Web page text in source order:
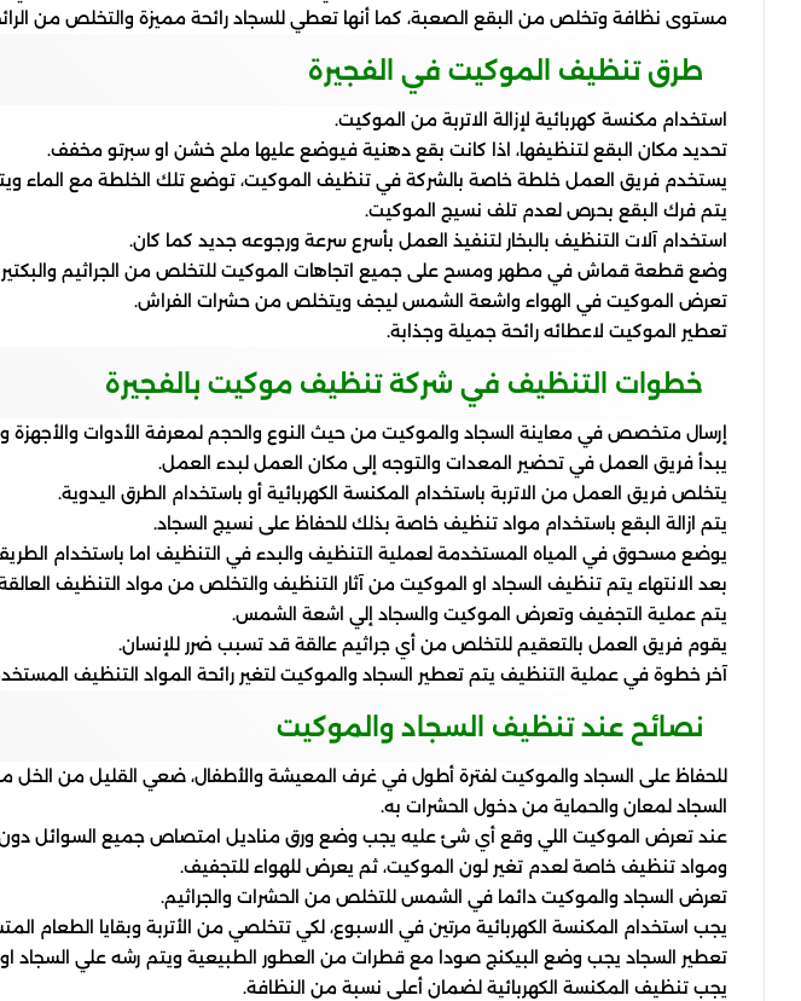
مستوى نظافة وتخلص من البقع الصعبة، كما أنها تعطي للسجاد رائحة مميزة والتخلص من
طرق تنظيف الموكيت في الفجيرة
استخدام مكنسة كهربائية لإزالة الاتربة من الموكيت.
تحديد مكان البقع لتنظيفها، اذا كانت بقع دهنية فيوضع عليها ملح خشن او سبرتو مخفف.
يستخدم فريق العمل خلطة خاصة بالشركة في تنظيف الموكيت، توضع تلك الخلطة مع الماء
يتم فرك البقع بحرص لعدم تلف نسيج الموكيت.
استخدام آلات التنظيف بالبخار لتنفيذ العمل بأسرع سرعة ورجوعه جديد كما كان.
وضع قطعة قماش في مطهر ومسح على جميع اتجاهات الموكيت للتخلص من الجراثيم
تعرض الموكيت في الهواء واشعة الشمس ليجف ويتخلص من حشرات الفراش.
تعطير الموكيت لاعطائه رائحة جميلة وجذابة.
خطوات التنظيف في شركة تنظيف موكيت بالفجيرة
إرسال متخصص في معاينة السجاد والموكيت من حيث النوع والحجم لمعرفة الأدوات والأجهزة
يبدأ فريق العمل في تحضير المعدات والتوجه إلى مكان العمل لبدء العمل.
يتخلص فريق العمل من الاتربة باستخدام المكنسة الكهربائية أو باستخدام الطرق اليدوية.
يتم ازالة البقع باستخدام مواد تنظيف خاصة بذلك للحفاظ على نسيج السجاد.
يوضع مسحوق في المياه المستخدمة لعملية التنظيف والبدء في التنظيف اما باستخدام
بعد الانتهاء يتم تنظيف السجاد او الموكيت من آثار التنظيف والتخلص من مواد التنظيف
يتم عملية التجفيف وتعرض الموكيت والسجاد إلي اشعة الشمس.
يقوم فريق العمل بالتعقيم للتخلص من أي جراثيم عالقة قد تسبب ضرر للإنسان.
آخر خطوة في عملية التنظيف يتم تعطير السجاد والموكيت لتغير رائحة المواد التنظيف
نصائح عند تنظيف السجاد والموكيت
للحفاظ على السجاد والموكيت لفترة أطول في غرف المعيشة والأطفال، ضعي القليل من
السجاد لمعان والحماية من دخول الحشرات به.
عند تعرض الموكيت اللي وقع أي شئ عليه يجب وضع ورق مناديل امتصاص جميع السوائل دون
ومواد تنظيف خاصة لعدم تغير لون الموكيت، ثم يعرض للهواء للتجفيف.
تعرض السجاد والموكيت دائما في الشمس للتخلص من الحشرات والجراثيم.
يجب استخدام المكنسة الكهربائية مرتين في الاسبوع، لكي تتخلصي من الأتربة وبقايا
تعطير السجاد يجب وضع البيكنج صودا مع قطرات من العطور الطبيعية ويتم رشه علي السجاد
يجب تنظيف المكنسة الكهربائية لضمان أعلى نسبة من النظافة.